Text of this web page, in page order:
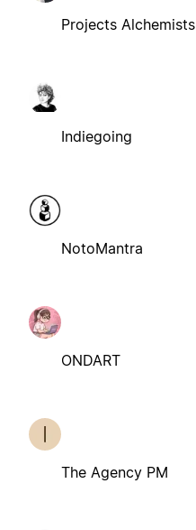
Projects Alchemists
Indiegoing
NotoMantra
ONDART
The Agency PM